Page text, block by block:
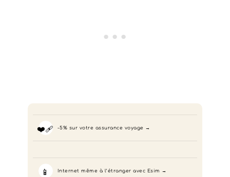
❤️‍🩹 -5% sur votre assurance voyage
📱 Internet même à l’étranger avec Esim